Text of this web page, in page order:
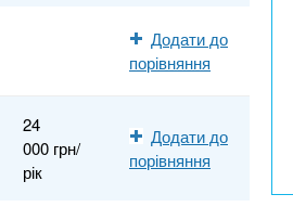
Додати до
порівняння
24
000 грн/
рік
Додати до
порівняння